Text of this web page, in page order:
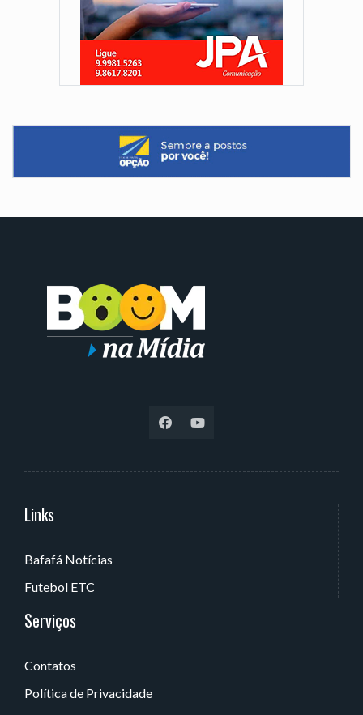
Links
Bafafá Notícias
Futebol ETC
Serviços
Contatos
Política de Privacidade
Serviços